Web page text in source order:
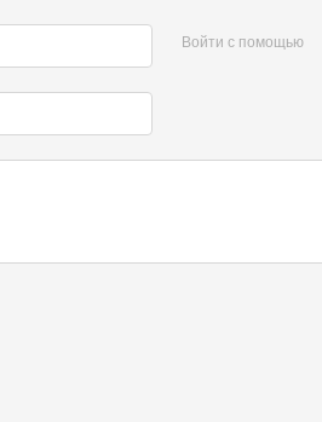
Войти с помощью